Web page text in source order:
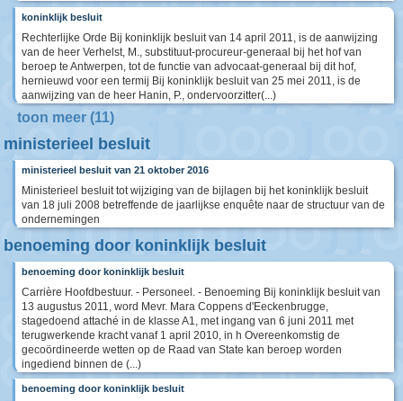
koninklijk besluit
Rechterlijke Orde Bij koninklijk besluit van 14 april 2011, is de aanwijzing
van de heer Verhelst, M., substituut-procureur-generaal bij het hof van
beroep te Antwerpen, tot de functie van advocaat-generaal bij dit hof,
hernieuwd voor een termij Bij koninklijk besluit van 25 mei 2011, is de
aanwijzing van de heer Hanin, P., ondervoorzitter(...)
toon meer (11)
ministerieel besluit
ministerieel besluit van 21 oktober 2016
Ministerieel besluit tot wijziging van de bijlagen bij het koninklijk besluit
van 18 juli 2008 betreffende de jaarlijkse enquête naar de structuur van de
ondernemingen
benoeming door koninklijk besluit
benoeming door koninklijk besluit
Carrière Hoofdbestuur. - Personeel. - Benoeming Bij koninklijk besluit van
13 augustus 2011, word Mevr. Mara Coppens d'Eeckenbrugge,
stagedoend attaché in de klasse A1, met ingang van 6 juni 2011 met
terugwerkende kracht vanaf 1 april 2010, in h Overeenkomstig de
gecoördineerde wetten op de Raad van State kan beroep worden
ingediend binnen de (...)
benoeming door koninklijk besluit